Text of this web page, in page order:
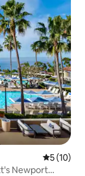
5 de uma
5 (10)
Newport